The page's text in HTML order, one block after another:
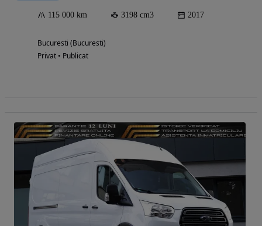
115 000 km 3198 cm3 2017
Bucuresti (Bucuresti)
Privat • Publicat